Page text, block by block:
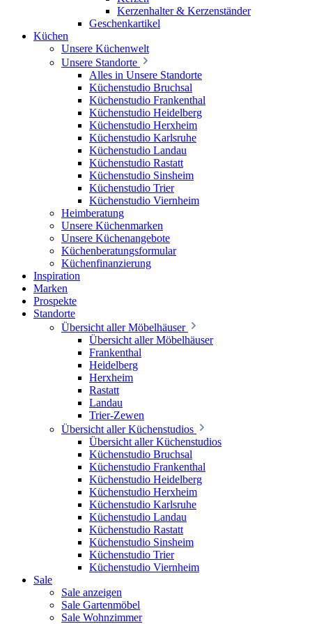
Kerzenhalter & Kerzenständer
Geschenkartikel
Küchen
Unsere Küchenwelt
Unsere Standorte
Alles in Unsere Standorte
Küchenstudio Bruchsal
Küchenstudio Frankenthal
Küchenstudio Heidelberg
Küchenstudio Herxheim
Küchenstudio Karlsruhe
Küchenstudio Landau
Küchenstudio Rastatt
Küchenstudio Sinsheim
Küchenstudio Trier
Küchenstudio Viernheim
Heimberatung
Unsere Küchenmarken
Unsere Küchenangebote
Küchenberatungsformular
Küchenfinanzierung
Inspiration
Marken
Prospekte
Standorte
Übersicht aller Möbelhäuser
Übersicht aller Möbelhäuser
Frankenthal
Heidelberg
Herxheim
Rastatt
Landau
Trier-Zewen
Übersicht aller Küchenstudios
Übersicht aller Küchenstudios
Küchenstudio Bruchsal
Küchenstudio Frankenthal
Küchenstudio Heidelberg
Küchenstudio Herxheim
Küchenstudio Karlsruhe
Küchenstudio Landau
Küchenstudio Rastatt
Küchenstudio Sinsheim
Küchenstudio Trier
Küchenstudio Viernheim
Sale
Sale anzeigen
Sale Gartenmöbel
Sale Wohnzimmer